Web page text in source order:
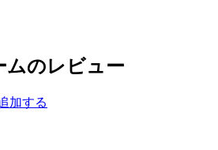
ムのレビュー
加する